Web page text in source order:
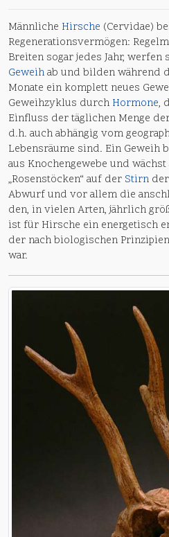
Männliche Hirsche (Cervidae)
Regenerationsvermögen:
Breiten sogar jedes Jahr,
Geweihab und bilden während
Monate ein komplett neues
Geweihzyklus durch Hormone,
Einfluss der täglichen Menge
d.h. auch abhängig vom
Lebensräume sind. Ein Geweih
aus Knochengewebe und
„Rosenstöcken“ auf der Stirn
Abwurf und vor allem die
den, in vielen Arten, jährlich
ist für Hirsche ein energetisch
der nach biologischen
war.